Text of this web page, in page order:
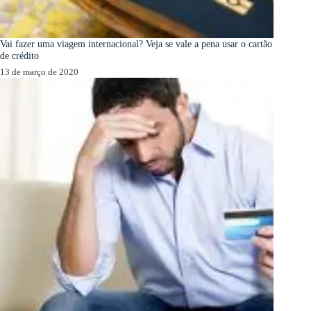
Vai fazer uma viagem internacional? Veja se vale a pena usar o cartão
de crédito
13 de março de 2020